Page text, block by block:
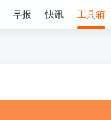
早报 快讯 工具箱